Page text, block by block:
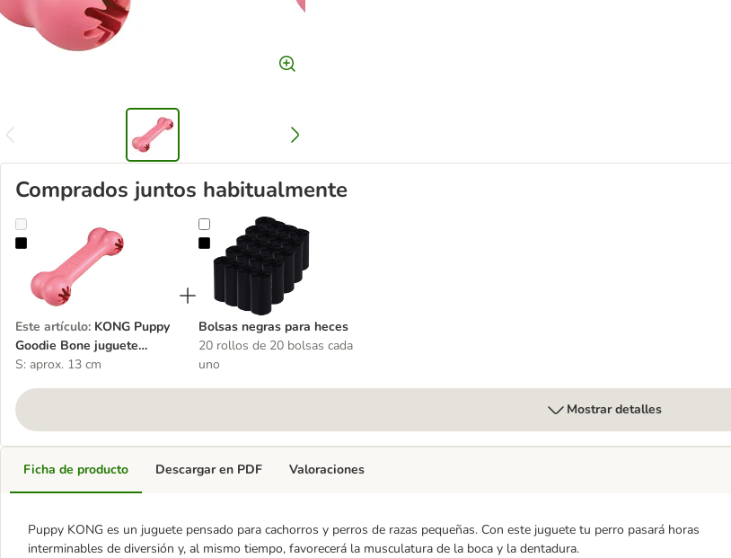
Comprados juntos habitualmente
KONG Puppy Goodie Bone juguete rellenable para cachorros
Este artículo: KONG Puppy
Goodie Bone juguete
rellenable para cachorros
S: aprox. 13 cm
Bolsas negras para heces
Bolsas negras para heces
20 rollos de 20 bolsas cada
uno
Mostrar detalles
Ficha de producto
Puppy KONG es un juguete pensado para cachorros y perros de razas pequeñas. Con este juguete tu perro pasará horas
interminables de diversión y, al mismo tiempo, favorecerá la musculatura de la boca y la dentadura.
Descargar en PDF Valoraciones